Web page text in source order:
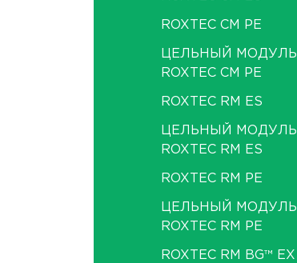
ROXTEC CM PE
ЦЕЛЬНЫЙ МОДУЛЬ
ROXTEC CM PE
ROXTEC RM ES
ЦЕЛЬНЫЙ МОДУЛЬ
ROXTEC RM ES
ROXTEC RM PE
ЦЕЛЬНЫЙ МОДУЛЬ
ROXTEC RM PE
ROXTEC RM BG™ EX